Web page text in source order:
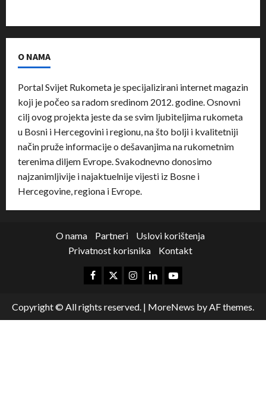
O NAMA
Portal Svijet Rukometa je specijalizirani internet magazin
koji je počeo sa radom sredinom 2012. godine. Osnovni
cilj ovog projekta jeste da se svim ljubiteljima rukometa
u Bosni i Hercegovini i regionu, na što bolji i kvalitetniji
način pruže informacije o dešavanjima na rukometnim
terenima diljem Evrope. Svakodnevno donosimo
najzanimljivije i najaktuelnije vijesti iz Bosne i
Hercegovine, regiona i Evrope.
O nama Partneri
Uslovi korištenja
Privatnost korisnika
Kontakt
Copyright © All rights reserved. | MoreNews by AF themes.